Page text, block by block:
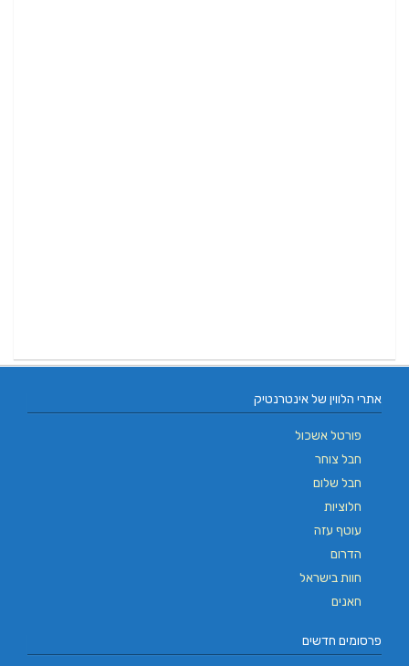
אתרי הלווין של אינטרנטיק
פורטל אשכול
חבל צוחר
חבל שלום
חלוציות
עוטף עזה
הדרום
חוות בישראל
חאנים
פרסומים חדשים